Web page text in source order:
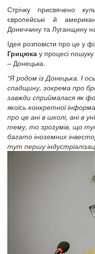
Стрічку присвячено
європейські й
Донеччину та Луганщину
Ідея розповісти про це у
Грицюка у процесі пошуку
– Донецька.
“Я родом із Донецька. І
спадщину, зокрема про
завжди сприймалася як
якоїсь конкретної
про це ані в школі, ані в
тему, то зрозумів, що
багато іноземних
тут першу